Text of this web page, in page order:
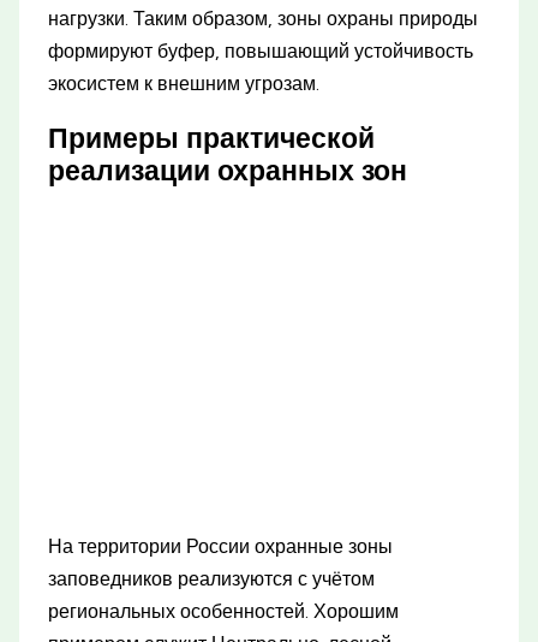
нагрузки. Таким образом, зоны охраны природы
формируют буфер, повышающий устойчивость
экосистем к внешним угрозам.
Примеры практической
реализации охранных зон
На территории России охранные зоны
заповедников реализуются с учётом
региональных особенностей. Хорошим